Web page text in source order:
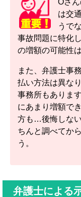
Oさ
は交
うで
事故問題に特化
の増額の可能性
また、弁護士事
払い方法は異な
事務所もありま
にあまり増額で
方も…後悔しな
ちんと調べてか
う。
弁護士による